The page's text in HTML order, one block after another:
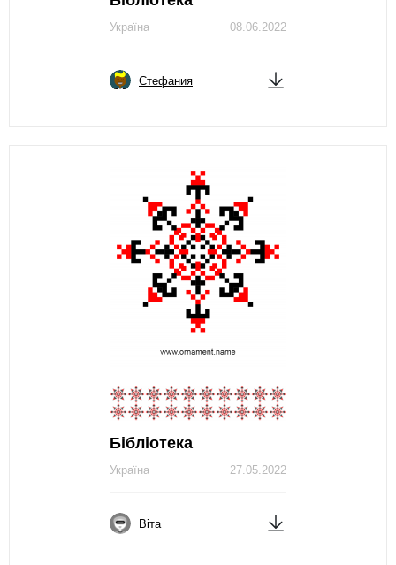
08.06.2022
Україна
Стефания
Бібліотека
27.05.2022
Україна
Віта